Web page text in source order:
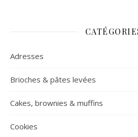
Adresses
Brioches & pâtes levées
Cakes, brownies & muffins
Cookies